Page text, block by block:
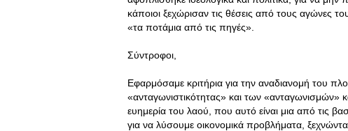
κάποιοι ξεχώρισαν τις θέσεις από τους αγώνες
«τα ποτάμια από τις πηγές».
Σύντροφοι,
Εφαρμόσαμε κριτήρια για την αναδιανομή του
«ανταγωνιστικότητας» και των «ανταγωνισμών»
ευημερία του λαού, που αυτό είναι μια από τις
για να λύσουμε οικονομικά προβλήματα,